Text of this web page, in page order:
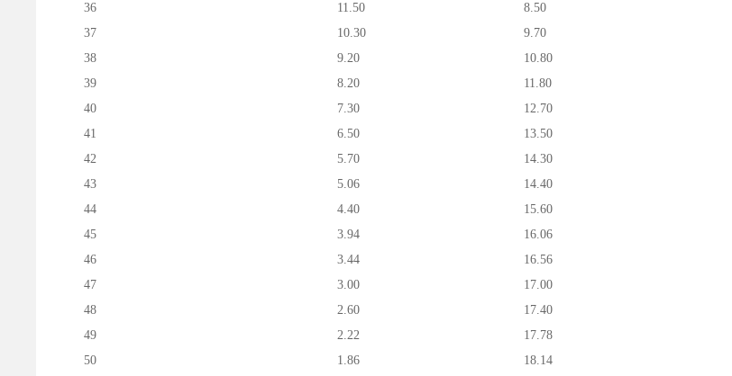
36
11.50
8.50
37
10.30
9.70
38
9.20
10.80
39
8.20
11.80
40
7.30
12.70
41
6.50
13.50
42
5.70
14.30
43
5.06
14.40
44
4.40
15.60
45
3.94
16.06
46
3.44
16.56
47
3.00
17.00
48
2.60
17.40
49
2.22
17.78
50
1.86
18.14